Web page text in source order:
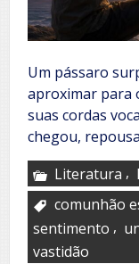
Um pássaro
aproximar para
suas cordas
chegou,
Literatura ,
comunhão
sentimento ,
vastidão